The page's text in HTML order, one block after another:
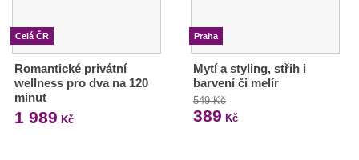
Celá ČR
Romantické privátní
wellness pro dva na 120
minut
1 989 Kč
Praha
Mytí a styling, střih i
barvení či melír
549 Kč
389 Kč